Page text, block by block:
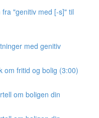
"genitiv med [-s]" til
med genitiv
om fritid og bolig (3:00)
om boligen din